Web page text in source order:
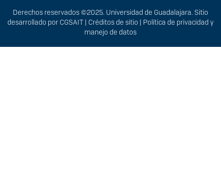
Derechos
Derechos reservados ©2025. Universidad de Guadalajara. Sitio
desarrollado por CGSAIT | Créditos de sitio | Política de privacidad y
manejo de datos